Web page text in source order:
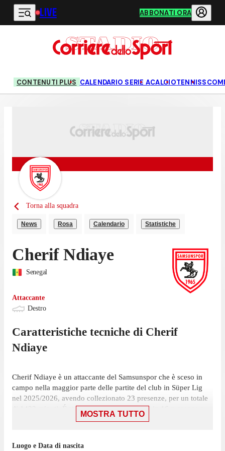
Vai al contenuto principale
LIVE ABBONATI ORA
CONTENUTI PLUS CALENDARIO SERIE ACALCIOTENNIS
Torna alla squadra
News Rosa Calendario Statistiche
Cherif Ndiaye
Senegal
Attaccante
Destro
Caratteristiche tecniche di Cherif
Ndiaye
Cherif Ndiaye è un attaccante del Samsunspor che è sceso in
campo nella maggior parte delle partite del club in Süper Lig
nel 2025/2026, avendo collezionato 23 presenze, per un totale
di 1422 minuti. É stato scelto nell'11 iniziale in 16 presenze su
34 giornate ed è entrato 7 volte.
Samsunspor: una sconfitta per 3-0 contro l'Istanbul Ba?ak?ehir,
MOSTRA TUTTO
Luogo e Data di nascita